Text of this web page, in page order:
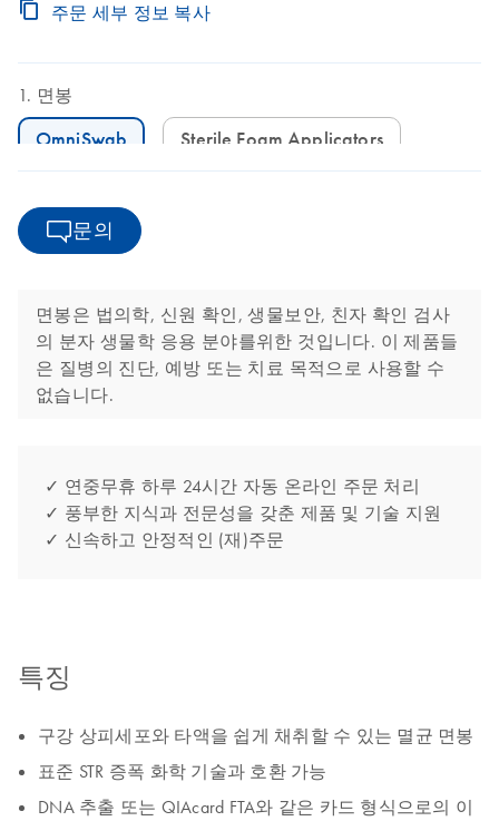
주문 세부 정보 복사
면봉
OmniSwab Sterile Foam Applicators
문의
면봉은 법의학, 신원 확인, 생물보안, 친자 확인 검사
의 분자 생물학 응용 분야를위한 것입니다. 이 제품들
은 질병의 진단, 예방 또는 치료 목적으로 사용할 수
없습니다.
✓ 연중무휴 하루 24시간 자동 온라인 주문 처리
✓ 풍부한 지식과 전문성을 갖춘 제품 및 기술 지원
✓ 신속하고 안정적인 (재)주문
특징
구강 상피세포와 타액을 쉽게 채취할 수 있는 멸균 면봉
표준 STR 증폭 화학 기술과 호환 가능
DNA 추출 또는 QIAcard FTA와 같은 카드 형식으로의 이